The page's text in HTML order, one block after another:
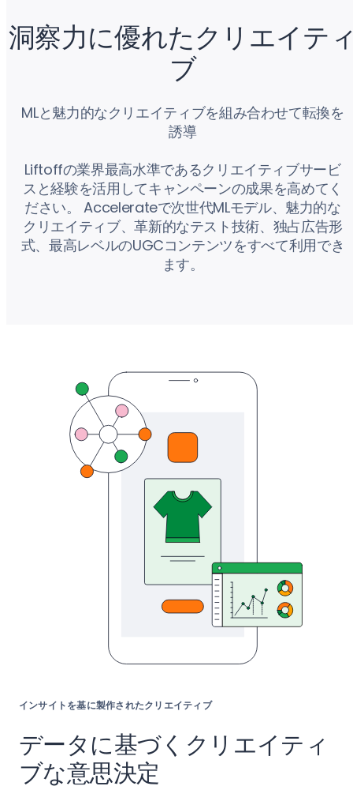
洞察力に優れたクリエイテ
ブ
MLと魅力的なクリエイティブを組み合わせて転換を
誘導
Liftoffの業界最高水準であるクリエイティブサービ
スと経験を活用してキャンペーンの成果を高めてく
ださい。 Accelerateで次世代MLモデル、魅力的な
クリエイティブ、革新的なテスト技術、独占広告形
式、最高レベルのUGCコンテンツをすべて利用でき
ます。
インサイトを基に製作されたクリエイティブ
データに基づくクリエイティ
ブな意思決定